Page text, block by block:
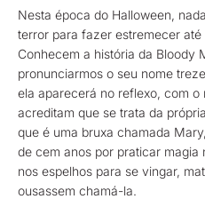
Nesta época do Halloween,
terror para fazer estremecer
Conhecem a história da Bloody
pronunciarmos o seu nome
ela aparecerá no reflexo, com o
acreditam que se trata da
que é uma bruxa chamada
de cem anos por praticar magia
nos espelhos para se vingar,
ousassem chamá-la.